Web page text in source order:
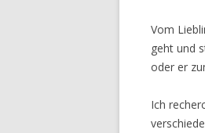
Vom
geht und
oder er
Ich